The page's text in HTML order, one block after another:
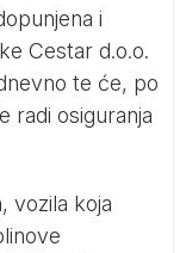
i
Cestar d.o.o.
te će, po
radi osiguranja
vozila koja